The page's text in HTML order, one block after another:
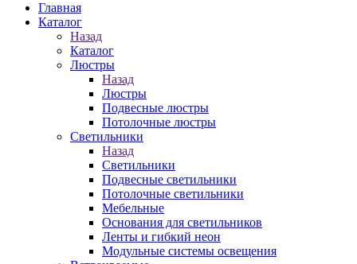
Главная
Каталог
Назад
Каталог
Люстры
Назад
Люстры
Подвесные люстры
Потолочные люстры
Светильники
Назад
Светильники
Подвесные светильники
Потолочные светильники
Мебельные
Основания для светильников
Ленты и гибкий неон
Модульные системы освещения